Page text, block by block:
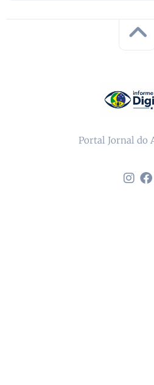
Portal Jornal do